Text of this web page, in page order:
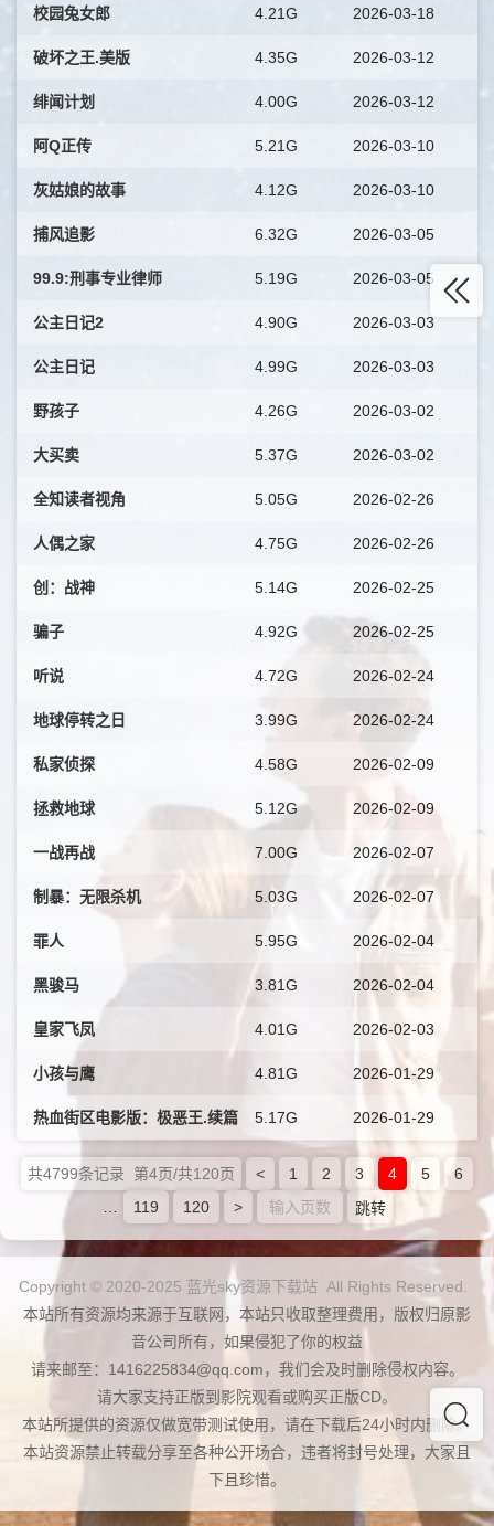
校园兔女郎 4.21G 2026-03-18
破坏之王.美版 4.35G 2026-03-12
绯闻计划 4.00G 2026-03-12
阿Q正传 5.21G 2026-03-10
灰姑娘的故事 4.12G 2026-03-10
捕风追影 6.32G 2026-03-05
99.9:刑事专业律师 5.19G 2026-03-05
公主日记2 4.90G 2026-03-03
公主日记 4.99G 2026-03-03
野孩子 4.26G 2026-03-02
大买卖 5.37G 2026-03-02
全知读者视角 5.05G 2026-02-26
人偶之家 4.75G 2026-02-26
创：战神 5.14G 2026-02-25
骗子 4.92G 2026-02-25
听说 4.72G 2026-02-24
地球停转之日 3.99G 2026-02-24
私家侦探 4.58G 2026-02-09
拯救地球 5.12G 2026-02-09
一战再战 7.00G 2026-02-07
制暴：无限杀机 5.03G 2026-02-07
罪人 5.95G 2026-02-04
黑骏马 3.81G 2026-02-04
皇家飞凤 4.01G 2026-02-03
小孩与鹰 4.81G 2026-01-29
热血街区电影版：极恶王.续篇 5.17G 2026-01-29
共4799条记录 第4页/共120页 < 1 2 3 4 5
6
119 120 > 跳转
Copyright © 2020-2025 蓝光sky资源下载站 All Rights Reserved.
本站所有资源均来源于互联网，本站只收取整理费用，版权归原影
音公司所有，如果侵犯了你的权益
请来邮至：1416225834@qq.com，我们会及时删除侵权内容。
请大家支持正版到影院观看或购买正版CD。
本站所提供的资源仅做宽带测试使用，请在下载后24小时内删除。
本站资源禁止转载分享至各种公开场合，违者将封号处理，大家且
下且珍惜。